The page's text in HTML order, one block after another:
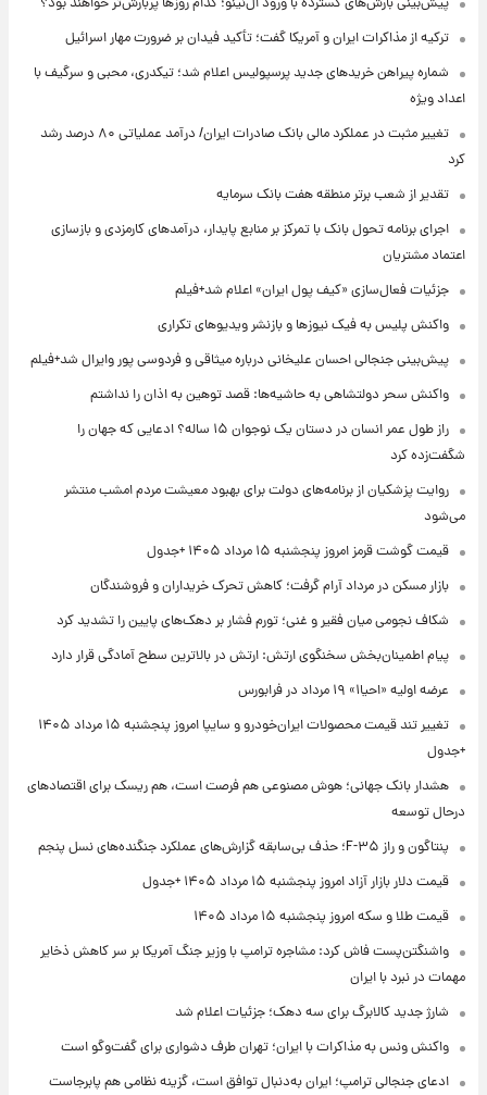
ترکیه از مذاکرات ایران و آمریکا گفت؛ تأکید فیدان بر ضرورت مهار اسرائیل
شماره پیراهن خریدهای جدید پرسپولیس اعلام شد؛ تیکدری، محبی و سرگیف با
اعداد ویژه
تغییر مثبت در عملکرد مالی بانک صادرات ایران/ درآمد عملیاتی ۸۰ درصد رشد
کرد
تقدیر از شعب برتر منطقه هفت بانک سرمایه
اجرای برنامه تحول بانک با تمرکز بر منابع پایدار، درآمدهای کارمزدی و بازسازی
اعتماد مشتریان
جزئیات فعال‌سازی «کیف پول ایران» اعلام شد+فیلم
واکنش پلیس به فیک نیوزها و بازنشر ویدیوهای تکراری
پیش‌بینی جنجالی احسان علیخانی درباره میثاقی و فردوسی پور وایرال شد+فیلم
واکنش سحر دولتشاهی به حاشیه‌ها: قصد توهین به اذان را نداشتم
راز طول عمر انسان در دستان یک نوجوان ۱۵ ساله؟ ادعایی که جهان را
شگفت‌زده کرد
روایت پزشکیان از برنامه‌های دولت برای بهبود معیشت مردم امشب منتشر
می‌شود
قیمت گوشت قرمز امروز پنجشنبه ۱۵ مرداد ۱۴۰۵ +جدول
بازار مسکن در مرداد آرام گرفت؛ کاهش تحرک خریداران و فروشندگان
شکاف نجومی میان فقیر و غنی؛ تورم فشار بر دهک‌های پایین را تشدید کرد
پیام اطمینان‌بخش سخنگوی ارتش: ارتش در بالاترین سطح آمادگی قرار دارد
عرضه اولیه «احیا۱» ۱۹ مرداد در فرابورس
تغییر تند قیمت محصولات ایران‌خودرو و سایپا امروز پنجشنبه ۱۵ مرداد ۱۴۰۵
+جدول
هشدار بانک جهانی؛ هوش مصنوعی هم فرصت است، هم ریسک برای اقتصادهای
درحال توسعه
پنتاگون و راز F-۳۵؛ حذف بی‌سابقه گزارش‌های عملکرد جنگنده‌های نسل پنجم
قیمت دلار بازار آزاد امروز پنجشنبه ۱۵ مرداد ۱۴۰۵ +جدول
قیمت طلا و سکه امروز پنجشنبه ۱۵ مرداد ۱۴۰۵
واشنگتن‌پست فاش کرد: مشاجره ترامپ با وزیر جنگ آمریکا بر سر کاهش ذخایر
مهمات در نبرد با ایران
شارژ جدید کالابرگ برای سه دهک؛ جزئیات اعلام شد
واکنش ونس به مذاکرات با ایران؛ تهران طرف دشواری برای گفت‌وگو است
ادعای جنجالی ترامپ؛ ایران به‌دنبال توافق است، گزینه نظامی هم پابرجاست